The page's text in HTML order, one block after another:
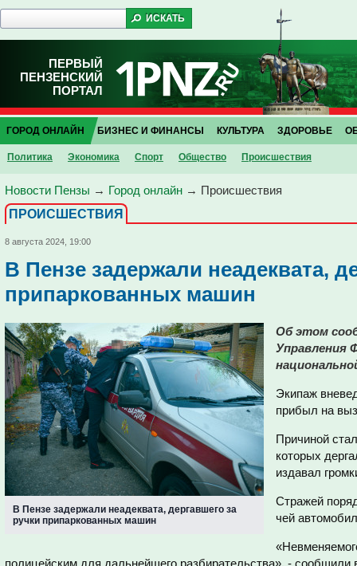
ПЕРВЫЙ
ПЕНЗЕНСКИЙ
ПОРТАЛ
ГОРОД ОНЛАЙН
Политика Экономика Спорт Общество Проиcшествия
БИЗНЕС И ФИНАНСЫ КУЛЬТУРА ЗДОРОВЬЕ
Новости Пензы → Город онлайн → Проиcшествия
ПРОИCШЕСТВИЯ
8 августа 2024, 19:00
В Пензе задержали неадеквата,
припаркованных машин
В Пензе задержали неадеквата, дергавшего за
ручки припаркованных машин
Об этом
Управления
Экипаж
прибыл на
Причиной
которых
издавал
Стражей
чей
полицейским для дальнейшего разбирательства», - сообщили